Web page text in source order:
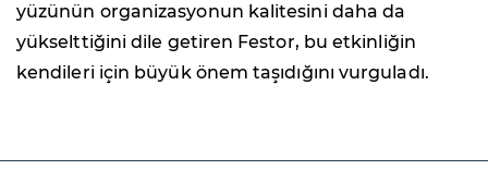
yüzünün organizasyonun kalitesini daha da
yükselttiğini dile getiren Festor, bu etkinliğin
kendileri için büyük önem taşıdığını vurguladı.